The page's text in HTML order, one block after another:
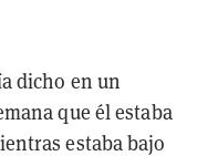
dicho en un
que él estaba
estaba bajo